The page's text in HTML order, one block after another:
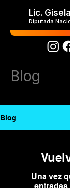
Lic.
Diputada
Blog
Blog
Una vez